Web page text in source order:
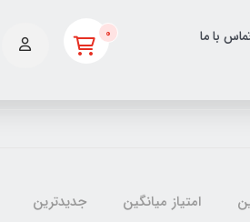
با ما 0
امتیاز میانگین جدیدترین